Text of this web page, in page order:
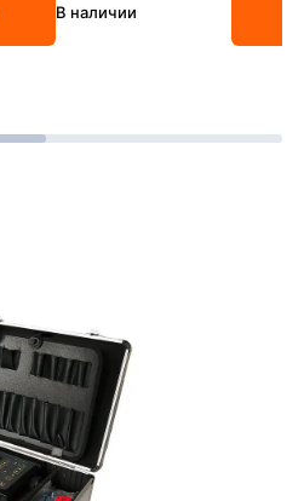
В наличии